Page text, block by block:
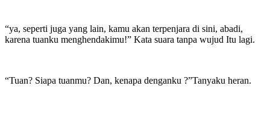
“ya, seperti juga yang lain, kamu akan terpenjara di sini, abadi,
karena tuanku menghendakimu!” Kata suara tanpa wujud Itu lagi.
“Tuan? Siapa tuanmu? Dan, kenapa denganku ?”Tanyaku heran.